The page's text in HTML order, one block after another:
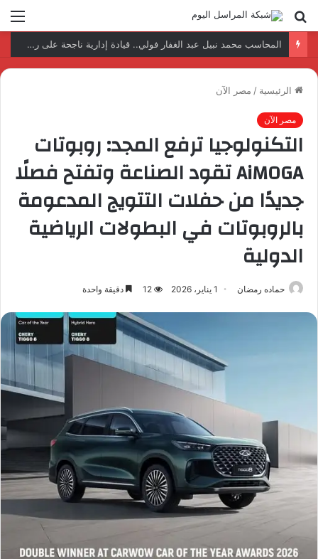
بحث
عن
المحاسب محمد نبيل عبد الغفار فولي.. قيادة إدارية ناجحة على رأس فرع إيرادات طامية
الرئيسية / مصر الآن
مصر الآن
التكنولوجيا ترفع المجد: روبوتات
AiMOGA تقود الصناعة وتفتح فصلًا
جديدًا من حفلات التتويج المدعومة
بالروبوتات في البطولات الرياضية
الدولية
حماده رمضان 1 يناير، 2026 12 دقيقة واحدة